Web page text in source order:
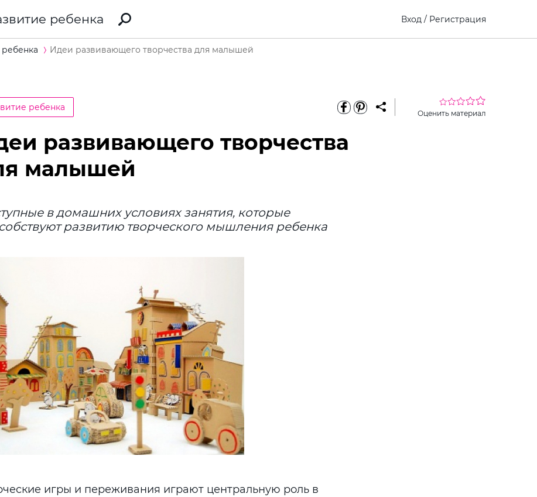
ребенка Вход / Регистрация
Идеи развивающего творчества для малышей
ребенка
Оценить материал
развивающего творчества
малышей
в домашних условиях занятия, которые
развитию творческого мышления ребенка
игры и переживания играют центральную роль в